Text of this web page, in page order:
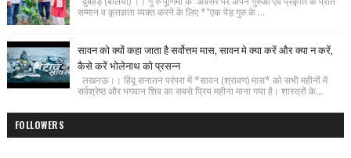
सम्मान व कृतज्ञता व्यक्त करने के लिए *"एक पेड़ गुरु के ...
सावन को क्यों कहा जाता है सर्वोत्तम मास, सावन मे क्या करें और क्या न करें,
कैसे करें भोलेनाथ को प्रसन्न
लखनऊ।। हिंदू सनातन परंपरा में *सावन (श्रावण) मास* को सभी महीनों में
सर्वश्रेष्ठ और भगवान शिव का सबसे प्रिय महीना माना गया है। शास्त्रों के...
FOLLOWERS